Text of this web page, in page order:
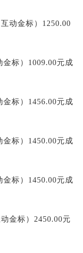
动金标）1250.00
标）1009.00元成
标）1456.00元成
标）1450.00元成
标）1450.00元成
金标）2450.00元